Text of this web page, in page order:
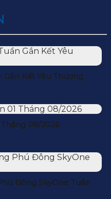
Gắn Kết Yêu Thương
08/2026
Đông SkyOne Tuần